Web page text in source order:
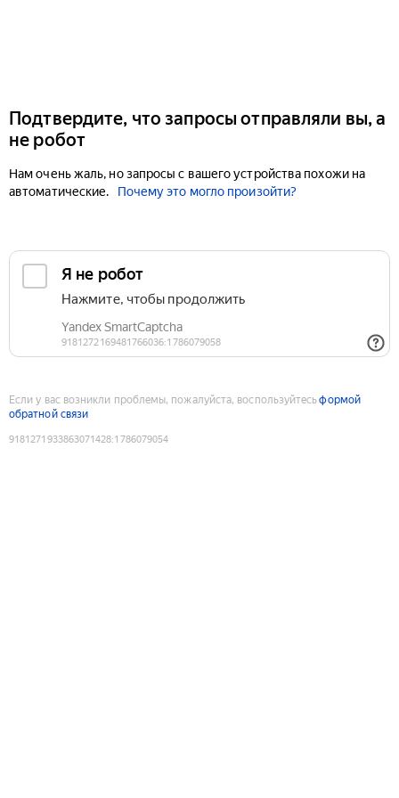
Подтвердите, что запросы отправляли вы, а
не робот
Нам очень жаль, но запросы с вашего устройства похожи на
автоматические.
Почему это могло произойти?
Если у вас возникли проблемы, пожалуйста, воспользуйтесьформой
обратной связи
9181271933863071428:1786079054